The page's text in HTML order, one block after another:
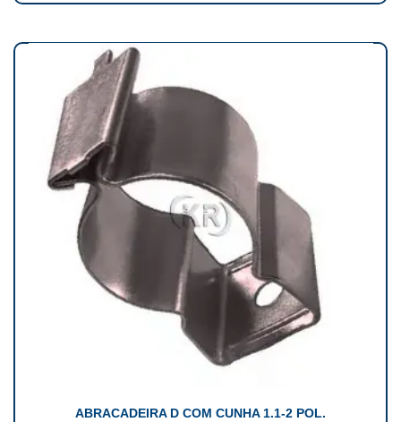
ABRACADEIRA D COM CUNHA 1.1-2 POL.